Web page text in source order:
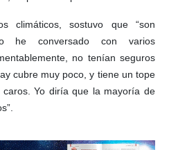
climáticos, sostuvo que “son
he conversado con varios
no tenían seguros
cubre muy poco, y tiene un tope
Yo diría que la mayoría de